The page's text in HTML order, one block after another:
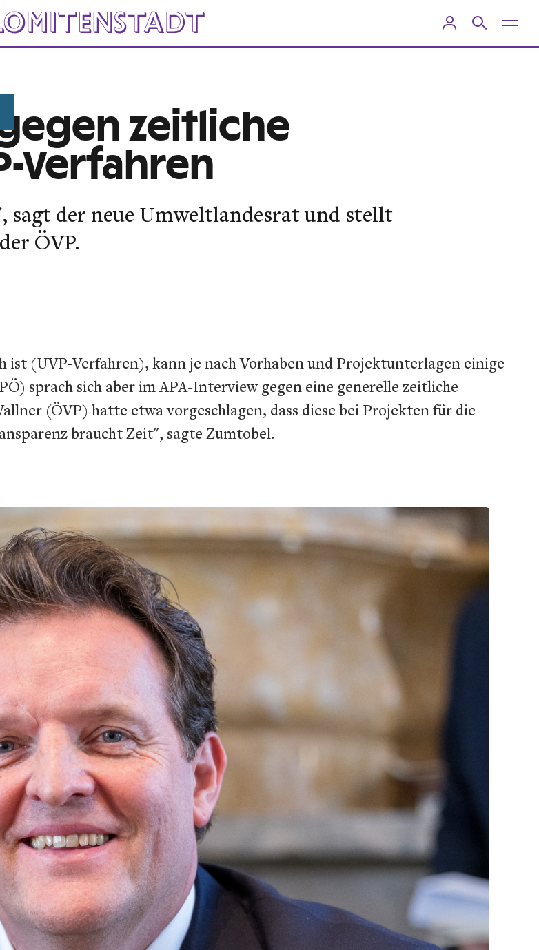
zeitliche
Verfahren
sagt der neue Umweltlandesrat und stellt
ÖVP.
(UVP-Verfahren), kann je nach Vorhaben und Projektunterlagen einige
sprach sich aber im APA-Interview gegen eine generelle zeitliche
(ÖVP) hatte etwa vorgeschlagen, dass diese bei Projekten für die
braucht Zeit", sagte Zumtobel.